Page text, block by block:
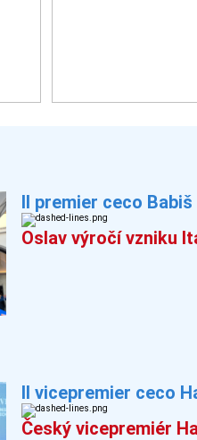
Il premier ceco
Oslav výročí vzniku
Il vicepremier ceco
Český vicepremiér